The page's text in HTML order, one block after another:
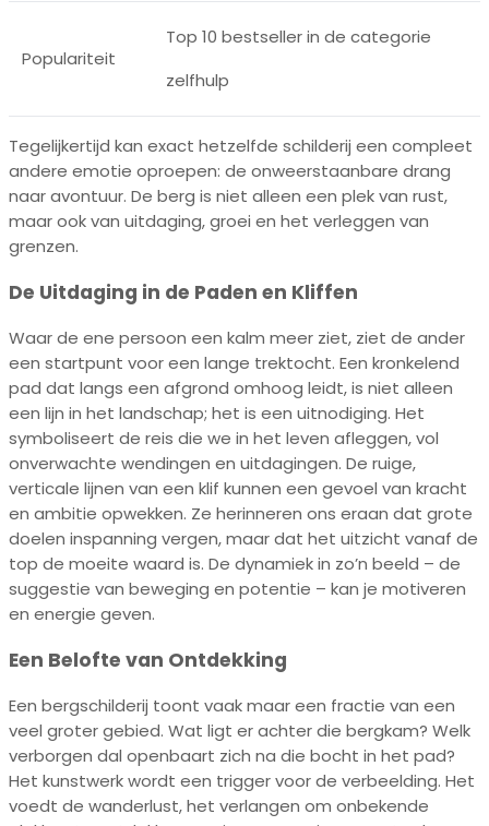
Populariteit
Top 10 bestseller in de categorie
zelfhulp
Tegelijkertijd kan exact hetzelfde schilderij een compleet
andere emotie oproepen: de onweerstaanbare drang
naar avontuur. De berg is niet alleen een plek van rust,
maar ook van uitdaging, groei en het verleggen van
grenzen.
De Uitdaging in de Paden en Kliffen
Waar de ene persoon een kalm meer ziet, ziet de ander
een startpunt voor een lange trektocht. Een kronkelend
pad dat langs een afgrond omhoog leidt, is niet alleen
een lijn in het landschap; het is een uitnodiging. Het
symboliseert de reis die we in het leven afleggen, vol
onverwachte wendingen en uitdagingen. De ruige,
verticale lijnen van een klif kunnen een gevoel van kracht
en ambitie opwekken. Ze herinneren ons eraan dat grote
doelen inspanning vergen, maar dat het uitzicht vanaf de
top de moeite waard is. De dynamiek in zo’n beeld – de
suggestie van beweging en potentie – kan je motiveren
en energie geven.
Een Belofte van Ontdekking
Een bergschilderij toont vaak maar een fractie van een
veel groter gebied. Wat ligt er achter die bergkam? Welk
verborgen dal openbaart zich na die bocht in het pad?
Het kunstwerk wordt een trigger voor de verbeelding. Het
voedt de wanderlust, het verlangen om onbekende